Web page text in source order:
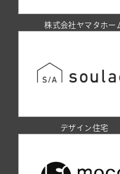
株式会社ヤマタホー
デザイン住宅